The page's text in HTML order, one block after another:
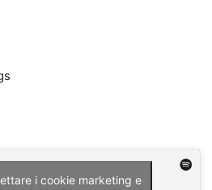
i cookie marketing e